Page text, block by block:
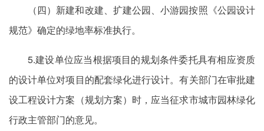
（四）新建和改建、扩建公园、小游园按照《公园设计
规范》确定的绿地率标准执行。
5.建设单位应当根据项目的规划条件委托具有相应资质
的设计单位对项目的配套绿化进行设计。有关部门在审批建
设工程设计方案（规划方案）时，应当征求市城市园林绿化
行政主管部门的意见。